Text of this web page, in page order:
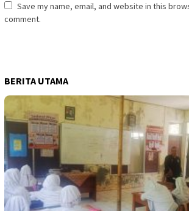
Save my name, email, and website in this
comment.
BERITA UTAMA